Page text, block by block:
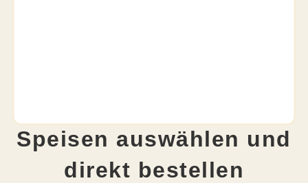
Speisen auswählen und
direkt bestellen